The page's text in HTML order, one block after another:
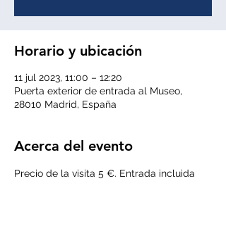
Horario y ubicación
11 jul 2023, 11:00 – 12:20
Puerta exterior de entrada al Museo,
28010 Madrid, España
Acerca del evento
Precio de la visita 5 €. Entrada incluida